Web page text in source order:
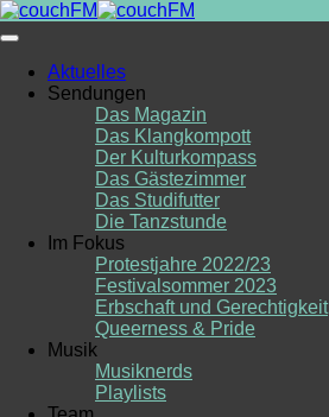
Skip
to
Aktuelles
Sendungen
Das Magazin
Das Klangkompott
Der Kulturkompass
Das Gästezimmer
Das Studifutter
Die Tanzstunde
Im Fokus
Protestjahre 2022/23
Festivalsommer 2023
Erbschaft und Gerechtigkeit
Queerness & Pride
Musik
Musiknerds
Playlists